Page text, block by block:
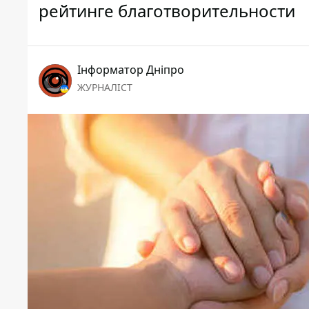
рейтинге благотворительности
Інформатор Дніпро
ЖУРНАЛІСТ